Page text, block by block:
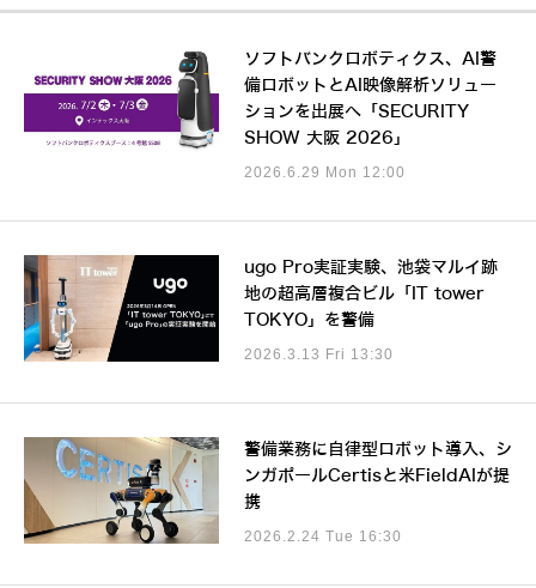
ソフトバンクロボティクス、AI警
備ロボットとAI映像解析ソリュー
ションを出展へ「SECURITY
SHOW 大阪 2026」
2026.6.29 Mon 12:00
ugo Pro実証実験、池袋マルイ跡
地の超高層複合ビル「IT tower
TOKYO」を警備
2026.3.13 Fri 13:30
警備業務に自律型ロボット導入、シ
ンガポールCertisと米FieldAIが提
携
2026.2.24 Tue 16:30